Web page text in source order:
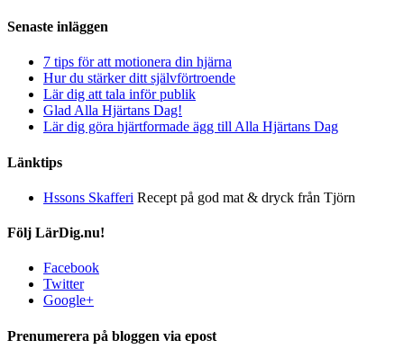
Senaste inläggen
7 tips för att motionera din hjärna
Hur du stärker ditt självförtroende
Lär dig att tala inför publik
Glad Alla Hjärtans Dag!
Lär dig göra hjärtformade ägg till Alla Hjärtans Dag
Länktips
Hssons Skafferi Recept på god mat & dryck från Tjörn
Följ LärDig.nu!
Facebook
Twitter
Google+
Prenumerera på bloggen via epost